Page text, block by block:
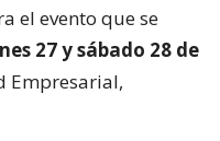
el evento que se
27 y sábado 28 de
Empresarial,